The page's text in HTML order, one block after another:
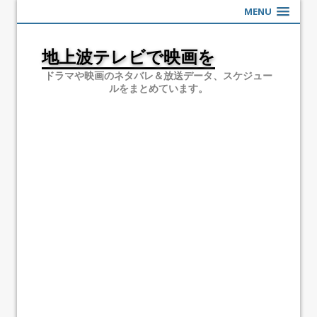
MENU
地上波テレビで映画を
ドラマや映画のネタバレ＆放送データ、スケジュー
ルをまとめています。